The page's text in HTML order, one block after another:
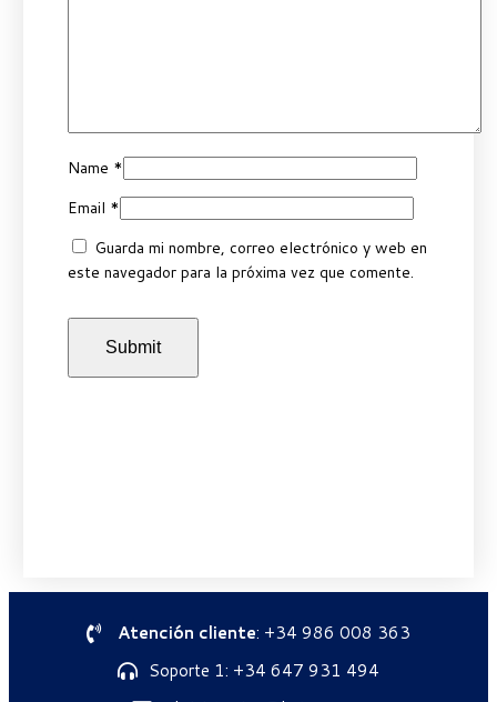
Name *
Email *
Guarda mi nombre, correo electrónico y web en
este navegador para la próxima vez que comente.
Atención cliente: +34 986 008 363
Soporte 1: +34 647 931 494